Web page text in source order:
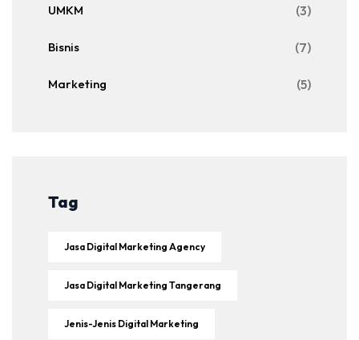
UMKM (3)
Bisnis (7)
Marketing (5)
Tag
Jasa Digital Marketing Agency
Jasa Digital Marketing Tangerang
Jenis-Jenis Digital Marketing